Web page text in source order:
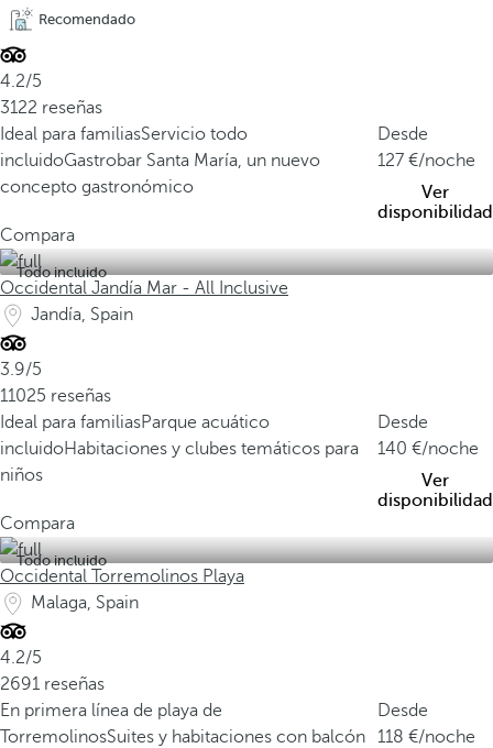
Recomendado
4.2/5
3122 reseñas
Ideal para familiasServicio todo
incluidoGastrobar Santa María, un nuevo
concepto gastronómico
Desde
127
/noche
Ver
disponibilidad
Compara
Todo incluido
Occidental Jandía Mar - All Inclusive
Jandía, Spain
3.9/5
11025 reseñas
Ideal para familiasParque acuático
incluidoHabitaciones y clubes temáticos para
niños
Desde
140
/noche
Ver
disponibilidad
Compara
Todo incluido
Occidental Torremolinos Playa
Malaga, Spain
4.2/5
2691 reseñas
En primera línea de playa de
TorremolinosSuites y habitaciones con balcón
Desde
118
/noche